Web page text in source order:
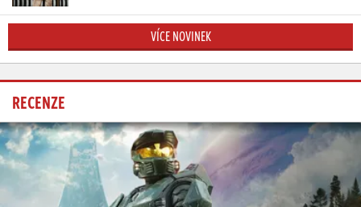
VÍCE NOVINEK
RECENZE